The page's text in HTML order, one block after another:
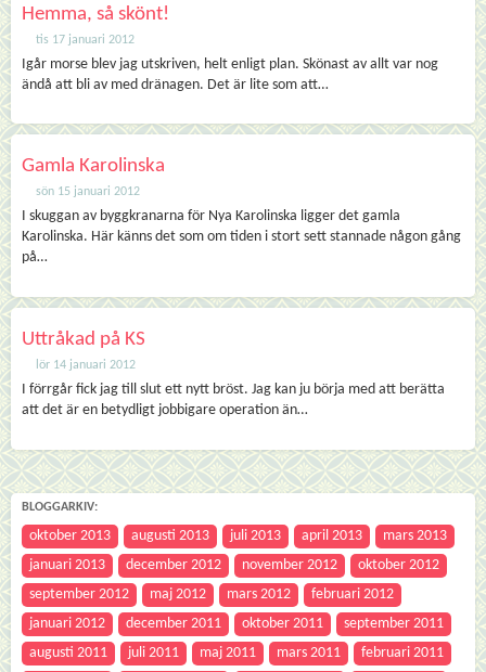
Hemma, så skönt!
tis 17 januari 2012
Igår morse blev jag utskriven, helt enligt plan. Skönast av allt var nog
ändå att bli av med dränagen. Det är lite som att…
Gamla Karolinska
sön 15 januari 2012
I skuggan av byggkranarna för Nya Karolinska ligger det gamla
Karolinska. Här känns det som om tiden i stort sett stannade någon gång
på…
Uttråkad på KS
lör 14 januari 2012
I förrgår fick jag till slut ett nytt bröst. Jag kan ju börja med att berätta
att det är en betydligt jobbigare operation än…
BLOGGARKIV:
oktober 2013 augusti 2013 juli 2013 april 2013
mars 2013
januari 2013
december 2012 november 2012
oktober 2012
september 2012
maj 2012 mars 2012
februari 2012
januari 2012
december 2011 oktober 2011
september 2011
augusti 2011
juli 2011 maj 2011 mars 2011
februari 2011